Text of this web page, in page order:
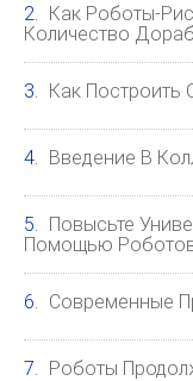
Как Роботы-
Количество
Как Построить
Введение В
Повысьте
Помощью
Современные
Роботы